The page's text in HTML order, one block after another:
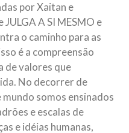
por Xaitan e
A SI MESMO e
o caminho para as
é a compreensão
de valores que
No decorrer de
somos ensinados
e escalas de
e idéias humanas,